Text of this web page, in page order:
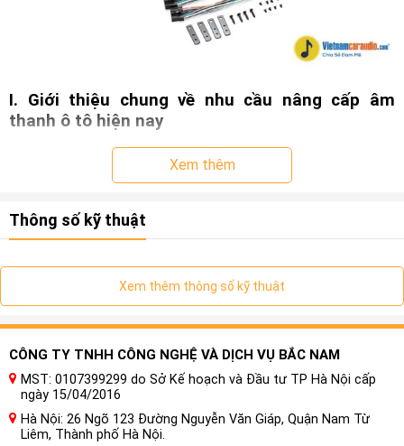
I. Giới thiệu chung về nhu cầu nâng cấp âm
thanh ô tô hiện nay
Trong những năm gần đây, nhu cầu nâng cấp hệ thống âm
thanh ô tô tại Việt Nam phát triển mạnh mẽ. Người dùng ngày
chỉ dừng lại ở mức “nghe được” mà phải đạt đến độ
sạch – chi tiết – sống độngnhư phòng thu. Tuy nhiên, hầu
bởi cấu trúc hệ thống âm thanh nguyên bản:
Công suất nhỏ
Chống nhiễu không tốt
Xử lý tín hiệu chưa đạt độ phân giải cao
Xem thêm
Thông số kỹ thuật
Xem thêm thông số kỹ thuật
CÔNG TY TNHH CÔNG NGHỆ VÀ DỊCH VỤ BẮC NAM
MST: 0107399299 do Sở Kế hoạch và Đầu tư TP Hà Nội cấp
ngày 15/04/2016
Hà Nội: 26 Ngõ 123 Đường Nguyễn Văn Giáp, Quận Nam Từ
Liêm, Thành phố Hà Nội.